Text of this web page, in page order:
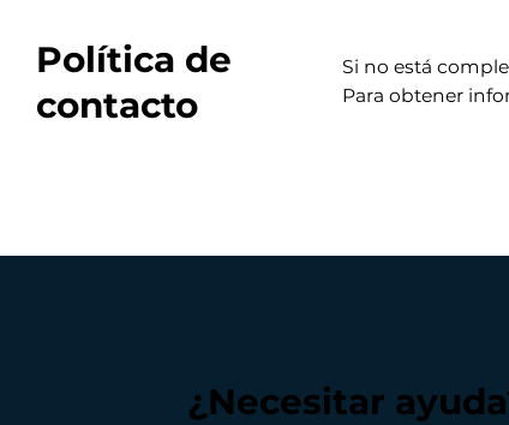
Política de
contacto
Si no está
Para obtener
¿Necesitar